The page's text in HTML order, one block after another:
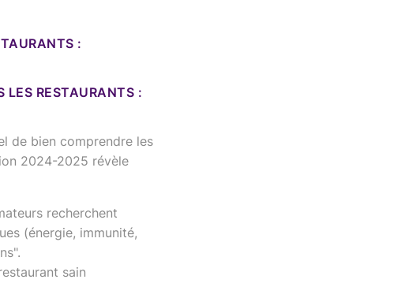
:
LES RESTAURANTS :
de bien comprendre les
2024-2025 révèle
recherchent
(énergie, immunité,
sain